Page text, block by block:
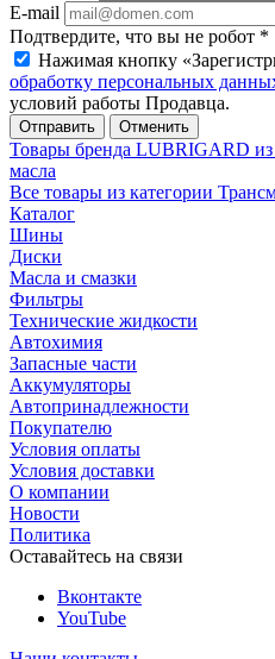
E-mail
Подтвердите, что вы не робот *
Нажимая кнопку
обработку персональных
условий работы Продавца.
Отменить
Товары бренда LUBRIGARD
масла
Все товары из категории
Каталог
Шины
Диски
Масла и смазки
Фильтры
Технические жидкости
Автохимия
Запасные части
Аккумуляторы
Автопринадлежности
Покупателю
Условия оплаты
Условия доставки
О компании
Новости
Политика
Оставайтесь на связи
Вконтакте
YouTube